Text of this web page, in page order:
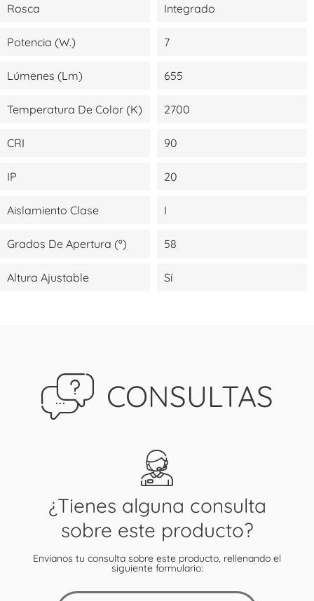
Rosca Integrado
Potencia (W.) 7
Lúmenes (lm) 655
Temperatura De Color (K) 2700
CRI 90
IP 20
Aislamiento Clase I
Grados De Apertura (º) 58
Altura Ajustable Sí
CONSULTAS
¿Tienes alguna consulta
sobre este producto?
Envíanos tu consulta sobre este producto, rellenando el
siguiente formulario: